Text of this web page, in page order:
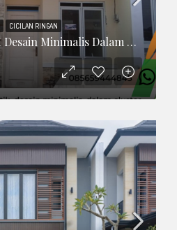
Rumah Cantik, SHM Desain Minimalis Dalam Cluster
CICILAN RINGAN